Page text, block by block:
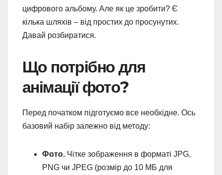
цифрового альбому. Але як це зробити? Є
кілька шляхів – від простих до просунутих.
Давай розбиратися.
Що потрібно для
анімації фото?
Перед початком підготуємо все необхідне. Ось
базовий набір залежно від методу:
Фото. Чітке зображення в форматі JPG,
PNG чи JPEG (розмір до 10 МБ для